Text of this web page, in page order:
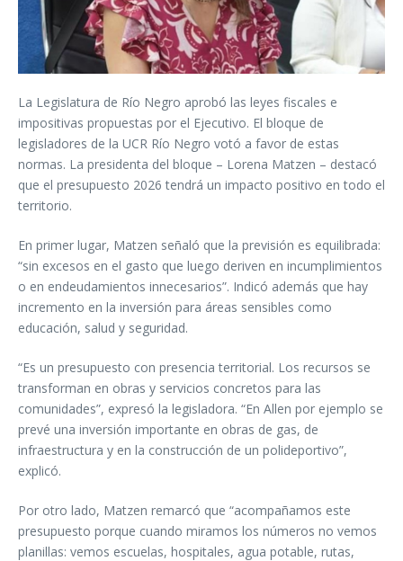
La Legislatura de Río Negro aprobó las leyes fiscales e
impositivas propuestas por el Ejecutivo. El bloque de
legisladores de la UCR Río Negro votó a favor de estas
normas. La presidenta del bloque – Lorena Matzen – destacó
que el presupuesto 2026 tendrá un impacto positivo en todo el
territorio.
En primer lugar, Matzen señaló que la previsión es equilibrada:
“sin excesos en el gasto que luego deriven en incumplimientos
o en endeudamientos innecesarios”. Indicó además que hay
incremento en la inversión para áreas sensibles como
educación, salud y seguridad.
“Es un presupuesto con presencia territorial. Los recursos se
transforman en obras y servicios concretos para las
comunidades”, expresó la legisladora. “En Allen por ejemplo se
prevé una inversión importante en obras de gas, de
infraestructura y en la construcción de un polideportivo”,
explicó.
Por otro lado, Matzen remarcó que “acompañamos este
presupuesto porque cuando miramos los números no vemos
planillas: vemos escuelas, hospitales, agua potable, rutas,